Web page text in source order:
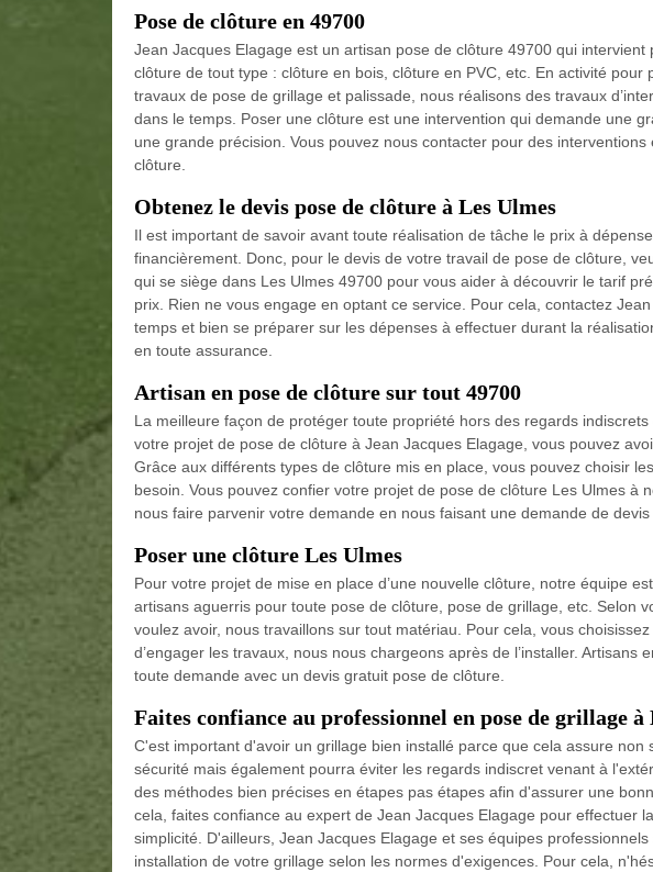
Pose de clôture en 49700
Jean Jacques Elagage est un artisan pose de clôture 49700 qui
clôture de tout type : clôture en bois, clôture en PVC, etc. En activité pour
travaux de pose de grillage et palissade, nous réalisons des travaux
dans le temps. Poser une clôture est une intervention qui demande une
une grande précision. Vous pouvez nous contacter pour des
clôture.
Obtenez le devis pose de clôture à Les Ulmes
Il est important de savoir avant toute réalisation de tâche le prix à
financièrement. Donc, pour le devis de votre travail de pose de clôture,
qui se siège dans Les Ulmes 49700 pour vous aider à découvrir le tarif
prix. Rien ne vous engage en optant ce service. Pour cela, contactez
temps et bien se préparer sur les dépenses à effectuer durant la
en toute assurance.
Artisan en pose de clôture sur tout 49700
La meilleure façon de protéger toute propriété hors des regards
votre projet de pose de clôture à Jean Jacques Elagage, vous pouvez
Grâce aux différents types de clôture mis en place, vous pouvez choisir
besoin. Vous pouvez confier votre projet de pose de clôture Les Ulmes à
nous faire parvenir votre demande en nous faisant une demande de
Poser une clôture Les Ulmes
Pour votre projet de mise en place d’une nouvelle clôture, notre équipe
artisans aguerris pour toute pose de clôture, pose de grillage, etc. Selon
voulez avoir, nous travaillons sur tout matériau. Pour cela, vous
d’engager les travaux, nous nous chargeons après de l’installer. Artisans
toute demande avec un devis gratuit pose de clôture.
Faites confiance au professionnel en pose de grillage à
C'est important d'avoir un grillage bien installé parce que cela assure non
sécurité mais également pourra éviter les regards indiscret venant à
des méthodes bien précises en étapes pas étapes afin d'assurer une
cela, faites confiance au expert de Jean Jacques Elagage pour effectuer
simplicité. D'ailleurs, Jean Jacques Elagage et ses équipes
installation de votre grillage selon les normes d'exigences. Pour cela,